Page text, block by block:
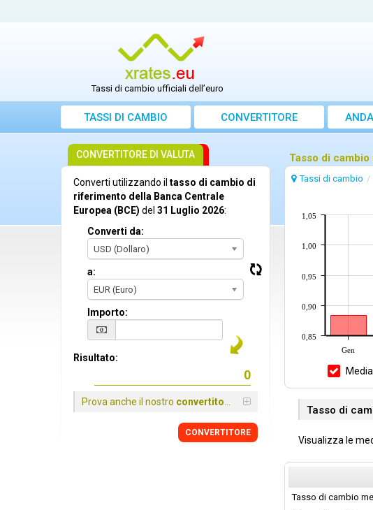
Tassi di cambio ufficiali dell’euro
TASSI DI CAMBIO CONVERTITORE
Tasso di
Tassi di cambio
Gen
0,85
0,90
0,95
1,00
1,05
Tasso di
Visualizza le
Tasso di cambio
CONVERTITORE DI VALUTA
Converti utilizzando il tasso di cambio di
riferimento della Banca Centrale
Europea (BCE) del 31 Luglio 2026:
Converti da:
USD (Dollaro)
a:
EUR (Euro)
Importo:
Risultato:
Prova anche il nostro convertitore
CONVERTITORE